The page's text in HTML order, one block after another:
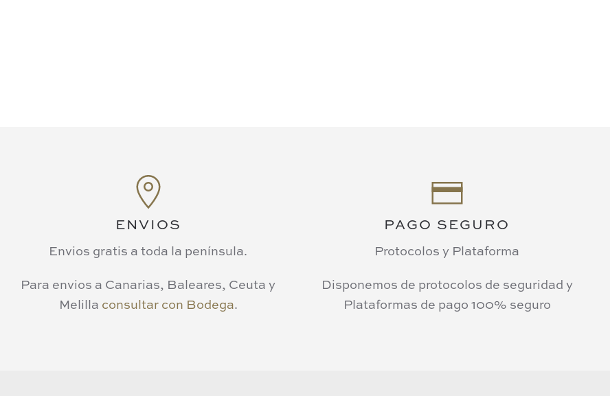
ENVIOS
Envios gratis a toda la península.
Para envios a Canarias, Baleares, Ceuta y
Melilla consultar con Bodega.
PAGO SEGURO
Protocolos y Plataforma
Disponemos de protocolos de seguridad y
Plataformas de pago 100% seguro